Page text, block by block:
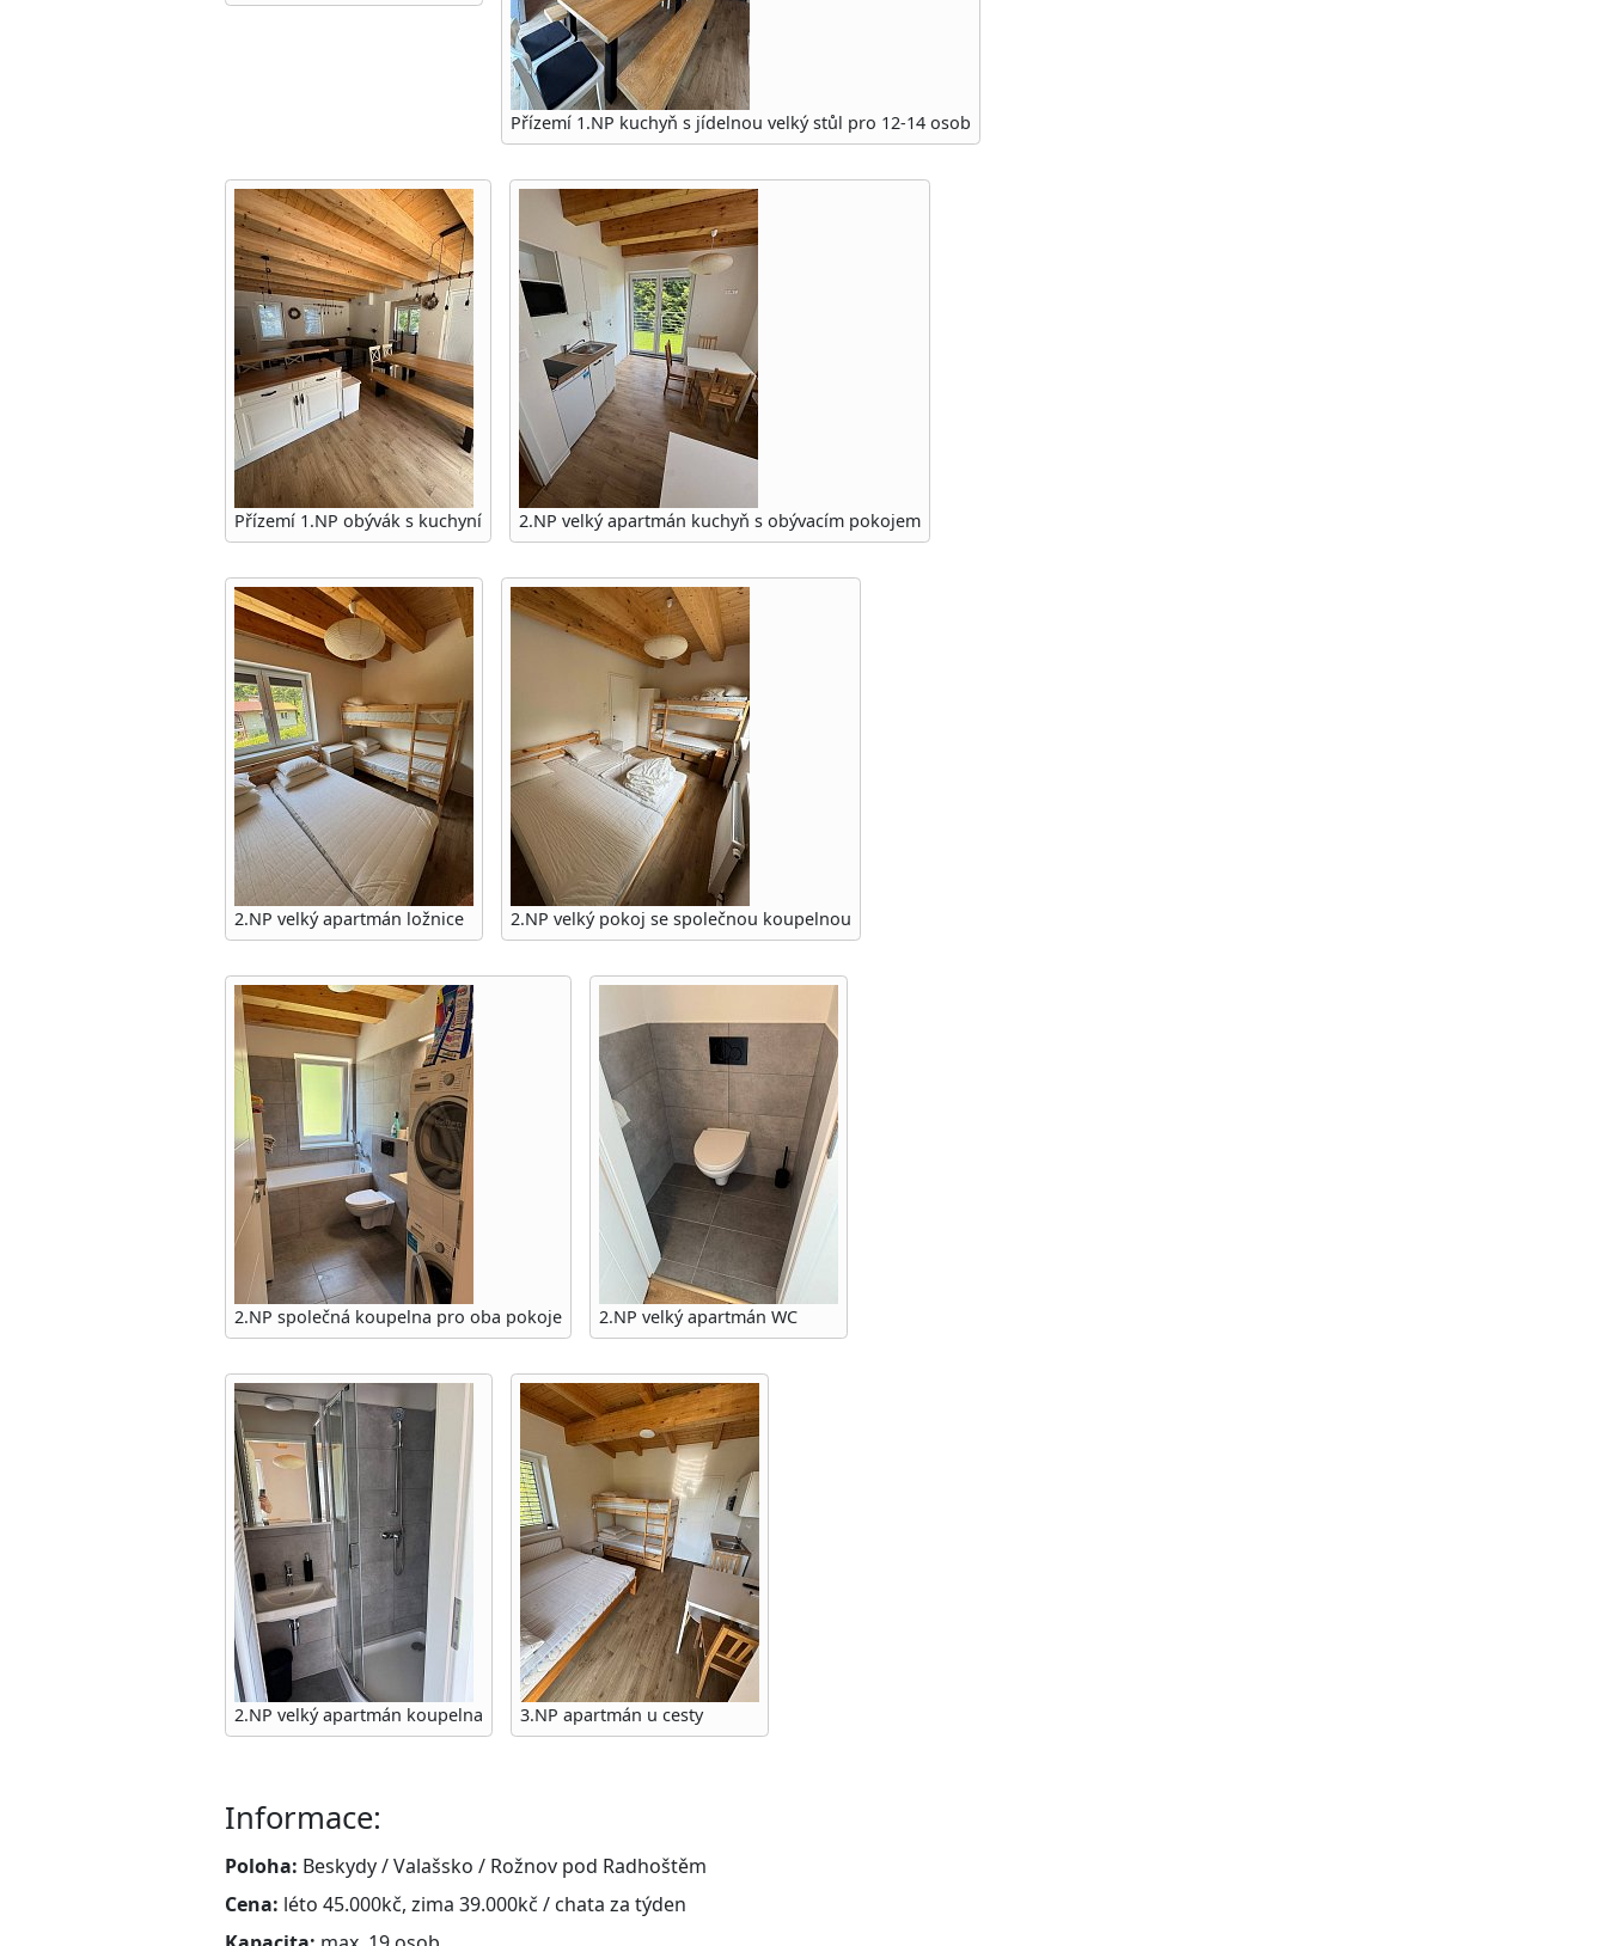
Přízemí 1.NP kuchyň s jídelnou velký stůl pro 12-14 osob
Přízemí 1.NP obývák s kuchyní 2.NP velký apartmán kuchyň s obývacím pokojem
2.NP velký apartmán ložnice 2.NP velký pokoj se společnou koupelnou
2.NP společná koupelna pro oba pokoje 2.NP velký apartmán WC
2.NP velký apartmán koupelna 3.NP apartmán u cesty
Informace:
Poloha: Beskydy / Valašsko / Rožnov pod Radhoštěm
Cena: léto 45.000kč, zima 39.000kč / chata za týden